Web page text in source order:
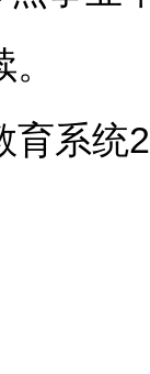
育系统